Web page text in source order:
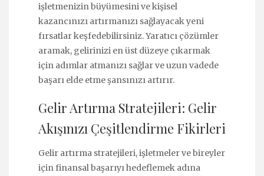
işletmenizin büyümesini ve kişisel
kazancınızı artırmanızı sağlayacak yeni
fırsatlar keşfedebilirsiniz. Yaratıcı çözümler
aramak, gelirinizi en üst düzeye çıkarmak
için adımlar atmanızı sağlar ve uzun vadede
başarı elde etme şansınızı artırır.
Gelir Artırma Stratejileri: Gelir
Akışınızı Çeşitlendirme Fikirleri
Gelir artırma stratejileri, işletmeler ve bireyler
için finansal başarıyı hedeflemek adına